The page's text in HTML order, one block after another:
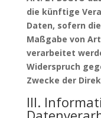
die künftige
Daten, sofern
Maßgabe von
verarbeitet
Widerspruch
Zwecke der
III.